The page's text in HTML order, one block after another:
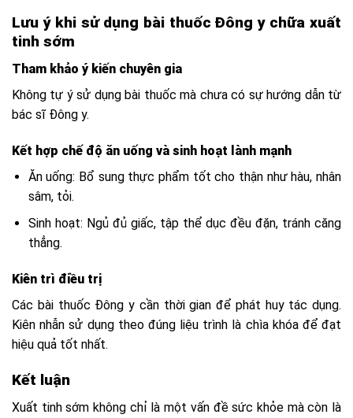
Lưu ý khi sử dụng bài thuốc Đông y chữa xuất
tinh sớm
Tham khảo ý kiến chuyên gia
Không tự ý sử dụng bài thuốc mà chưa có sự hướng dẫn từ
bác sĩ Đông y.
Kết hợp chế độ ăn uống và sinh hoạt lành mạnh
Ăn uống: Bổ sung thực phẩm tốt cho thận như hàu, nhân
sâm, tỏi.
Sinh hoạt: Ngủ đủ giấc, tập thể dục đều đặn, tránh căng
thẳng.
Kiên trì điều trị
Các bài thuốc Đông y cần thời gian để phát huy tác dụng.
Kiên nhẫn sử dụng theo đúng liệu trình là chìa khóa để đạt
hiệu quả tốt nhất.
Kết luận
Xuất tinh sớm không chỉ là một vấn đề sức khỏe mà còn là